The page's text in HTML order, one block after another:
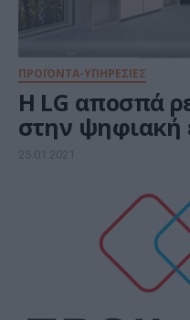
ΠΡΟΪΟΝΤΑ-ΥΠΗΡΕΣΙΕΣ
Η LG αποσπά
στην ψηφιακή
25.01.2021